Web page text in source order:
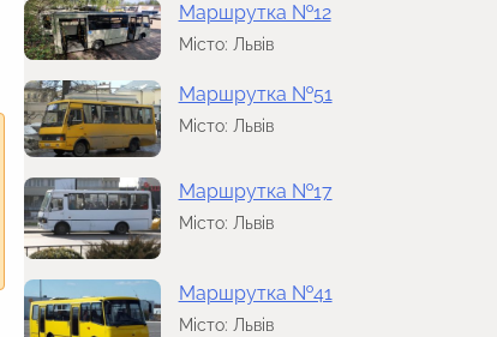
Маршрутка №12
Місто: Львів
Маршрутка №51
Місто: Львів
Маршрутка №17
Місто: Львів
Маршрутка №41
Місто: Львів